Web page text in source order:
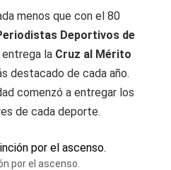
menos que con el 80
Deportivos de
la Cruz al Mérito
destacado de cada año.
comenzó a entregar los
de cada deporte.
por el ascenso.